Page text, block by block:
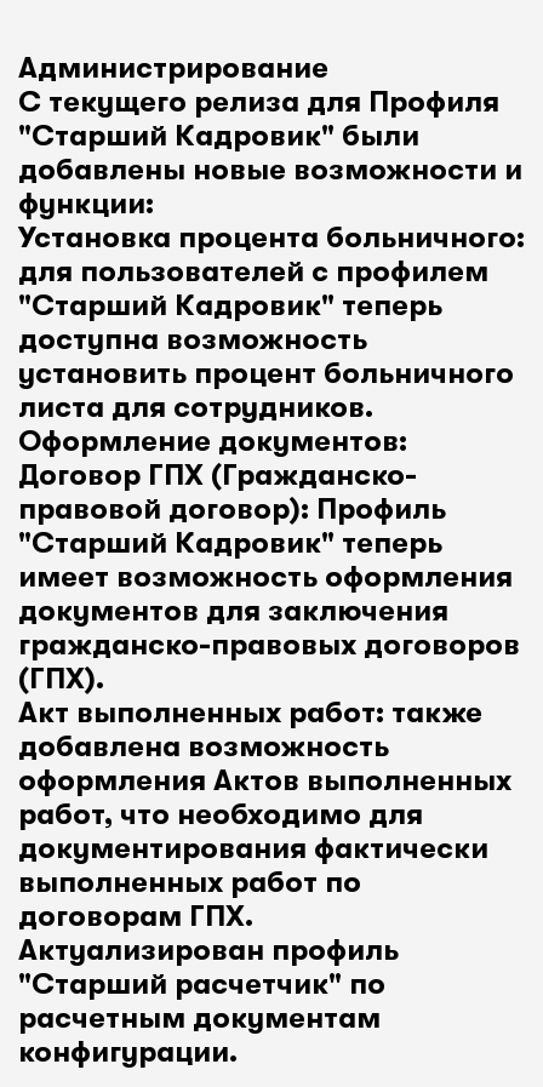
Администрирование
С текущего релиза для Профиля
"Старший Кадровик" были
добавлены новые возможности и
функции:
Установка процента больничного:
для пользователей с профилем
"Старший Кадровик" теперь
доступна возможность
установить процент больничного
листа для сотрудников.
Оформление документов:
Договор ГПХ (Гражданско-
правовой договор): Профиль
"Старший Кадровик" теперь
имеет возможность оформления
документов для заключения
гражданско-правовых договоров
(ГПХ).
Акт выполненных работ: также
добавлена возможность
оформления Актов выполненных
работ, что необходимо для
документирования фактически
выполненных работ по
договорам ГПХ.
Актуализирован профиль
"Старший расчетчик" по
расчетным документам
конфигурации.